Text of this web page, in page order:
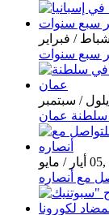
سبع سنوات
سلطنة عمان
مع أنصاره